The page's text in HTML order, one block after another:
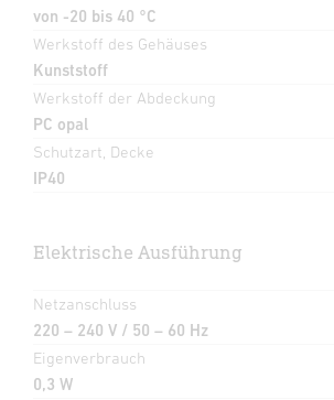
von -20 bis 40 °C
Werkstoff des Gehäuses
Kunststoff
Werkstoff der Abdeckung
PC opal
Schutzart, Decke
IP40
Elektrische Ausführung
Netzanschluss
220 – 240 V / 50 – 60 Hz
Eigenverbrauch
0,3 W